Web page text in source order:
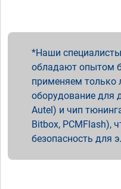
Наши
обладают опытом
применяем только
оборудование для
Autel) и чип
Bitbox, PCMFlash),
безопасность для